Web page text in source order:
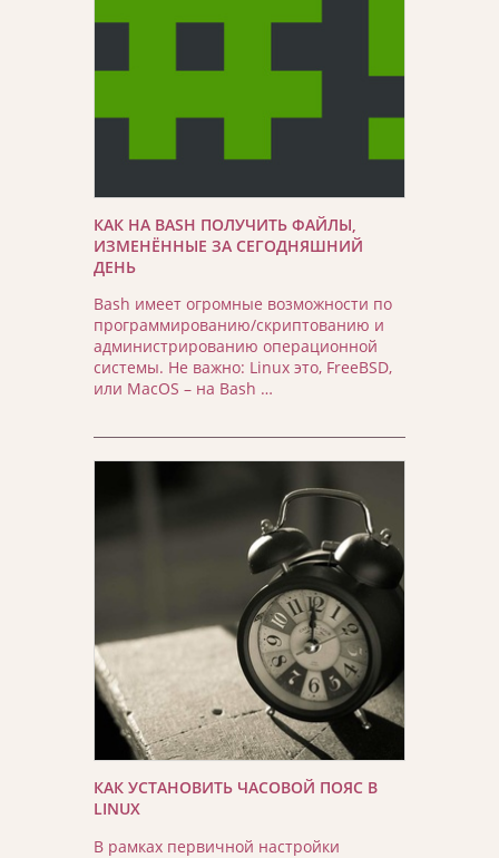
КАК НА BASH ПОЛУЧИТЬ ФАЙЛЫ,
ИЗМЕНЁННЫЕ ЗА СЕГОДНЯШНИЙ
ДЕНЬ
Bash имеет огромные возможности по
программированию/скриптованию и
администрированию операционной
системы. Не важно: Linux это, FreeBSD,
или MacOS – на Bash …
КАК УСТАНОВИТЬ ЧАСОВОЙ ПОЯС В
LINUX
В рамках первичной настройки